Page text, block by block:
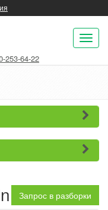
253-64-22
Запрос в разборки